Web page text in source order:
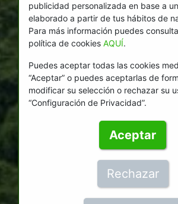
publicidad personalizada en base a
elaborado a partir de tus hábitos de
Para más información puedes
política de cookies AQUÍ.
Puedes aceptar todas las cookies
“Aceptar” o puedes aceptarlas de
modificar su selección o rechazar su
“Configuración de Privacidad”.
Aceptar
Rechazar